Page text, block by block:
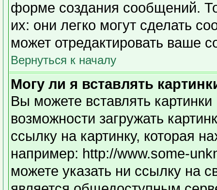
форме создания сообщений.
их: они легко могут сделать
может отредактировать ваше
Вернуться к началу
Могу ли я вставлять
Вы можете вставлять
возможности загружать
ссылку на картинку, которая
например: http://www.some-
можете указать ни ссылку на